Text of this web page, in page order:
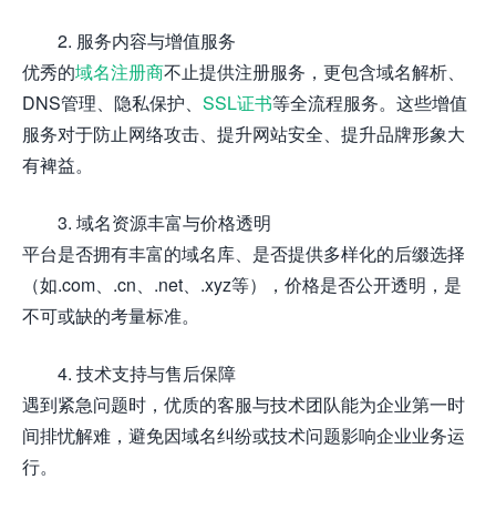
2. 服务内容与增值服务
优秀的域名注册商不止提供注册服务，更包含域名解析、
DNS管理、隐私保护、 SSL证书等全流程服务。这些增值
服务对于防止网络攻击、提升网站安全、提升品牌形象大
有裨益。
3. 域名资源丰富与价格透明
平台是否拥有丰富的域名库、是否提供多样化的后缀选择
（如.com、.cn、.net、.xyz等），价格是否公开透明，是
不可或缺的考量标准。
4. 技术支持与售后保障
遇到紧急问题时，优质的客服与技术团队能为企业第一时
间排忧解难，避免因域名纠纷或技术问题影响企业业务运
行。